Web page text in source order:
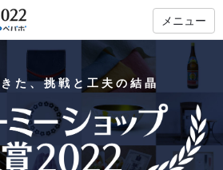
メニュー
た、挑戦と工夫の結晶